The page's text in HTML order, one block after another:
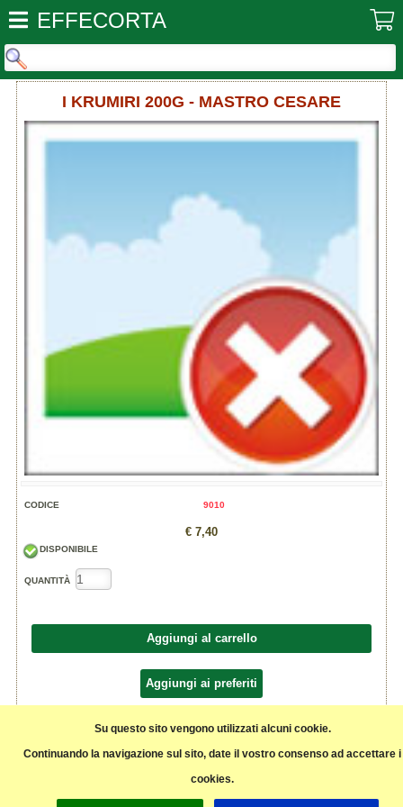
Su questo sito vengono utilizzati alcuni cookie.
Continuando la navigazione sul sito, date il vostro consenso ad accettare i
cookies.
EFFECORTA
I KRUMIRI 200G - MASTRO CESARE
CODICE 9010
€ 7,40
DISPONIBILE
QUANTITÀ
Aggiungi al carrello
Aggiungi ai preferiti
Condividi